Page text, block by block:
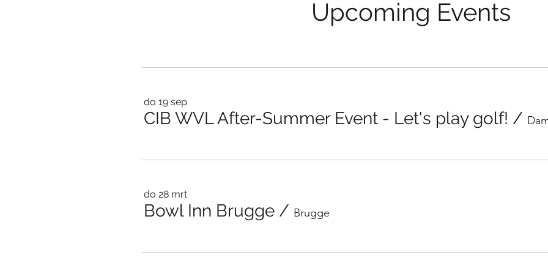
Upcoming Events
do 19 sep
CIB WVL After-Summer Event - Let's play golf! /
do 28 mrt
Bowl Inn Brugge / Brugge